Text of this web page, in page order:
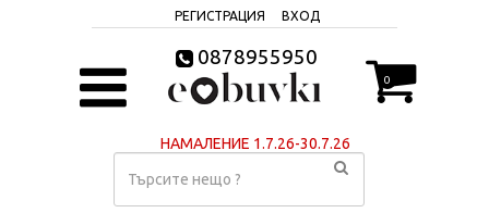
РЕГИСТРАЦИЯ ВХОД
0878955950
0
НАМАЛЕНИЕ 1.7.26-30.7.26